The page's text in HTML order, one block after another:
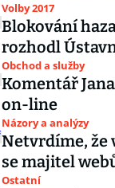
Volby 2017
Blokování
rozhodl
Obchod a služby
Komentář
on-line
Názory a analýzy
Netvrdíme, že
se majitel
Ostatní